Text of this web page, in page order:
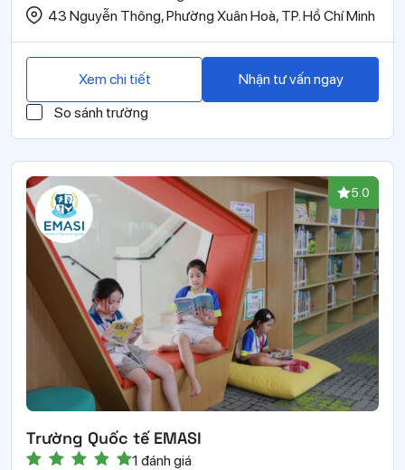
43 Nguyễn Thông, Phường Xuân Hoà, TP. Hồ Chí Minh
So sánh trường
Xem chi tiết Nhận tư vấn ngay
Trường Quốc tế EMASI
1 đánh giá
5.0